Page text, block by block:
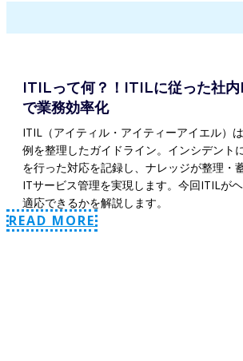
ITILって何？！ITILに従った社
で業務効率化
ITIL（アイティル・アイティーアイエル）
例を整理したガイドライン。インシデント
を行った対応を記録し、ナレッジが整理・
ITサービス管理を実現します。今回ITILが
適応できるかを解説します。
READ MORE